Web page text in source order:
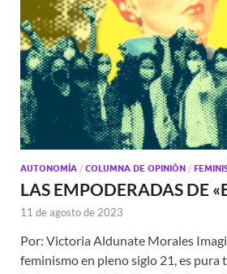
AUTONOMÍA / COLUMNA DE OPINIÓN /
LAS EMPODERADAS DE
11 de agosto de 2023
Por: Victoria Aldunate Morales
feminismo en pleno siglo 21, es pura